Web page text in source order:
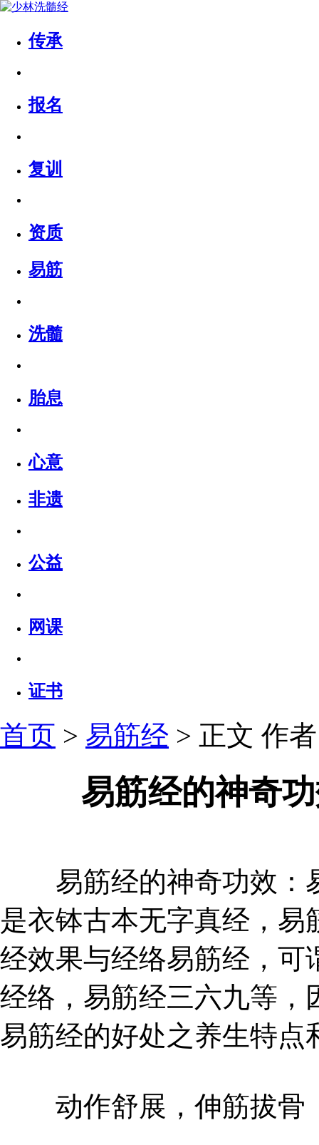
传承
报名
复训
资质
易筋
洗髓
胎息
心意
非遗
公益
网课
证书
首页 > 易筋经 > 正文 作
易筋经的神奇
易筋经的神奇功效：
是衣钵古本无字真经，
经效果与经络易筋经，可
经络，易筋经三六九等，
易筋经的好处之养生特点
动作舒展，伸筋拔骨